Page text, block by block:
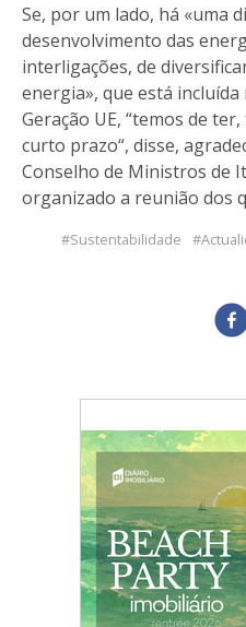
Se, por um lado, há «uma
desenvolvimento das
interligações, de
energia», que está
Geração UE, “temos de
curto prazo“, disse,
Conselho de Ministros de
organizado a reunião dos
Sustentabilidade